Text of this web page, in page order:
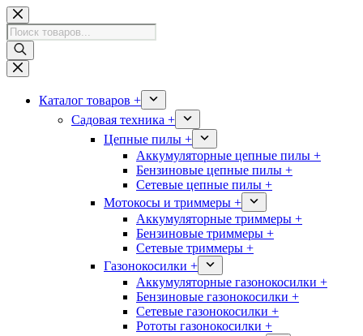
Перейти
к
сути
Поиск
товаров
Каталог товаров +
Садовая техника +
Цепные пилы +
Аккумуляторные цепные пилы +
Бензиновые цепные пилы +
Сетевые цепные пилы +
Мотокосы и триммеры +
Аккумуляторные триммеры +
Бензиновые триммеры +
Сетевые триммеры +
Газонокосилки +
Аккумуляторные газонокосилки +
Бензиновые газонокосилки +
Сетевые газонокосилки +
Рототы газонокосилки +